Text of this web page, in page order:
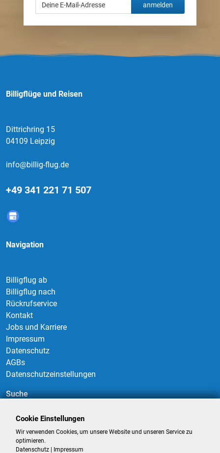
anmelden
Billigflüge und Reisen
Dittrichring 15
04109 Leipzig
info@billig-flug.de
+49 341 221 71 507
Navigation
Billigflug ab
Billigflug nach
Rückrufservice
Kontakt
Jobs und Karriere
Impressum
Datenschutz
AGBs
Datenschutzeinstellungen
Suche
Suchen
Cookie Einstellungen
Wir verwenden Cookies, um unsere Website und unseren Service zu
optimieren.
Datenschutz
Impressum